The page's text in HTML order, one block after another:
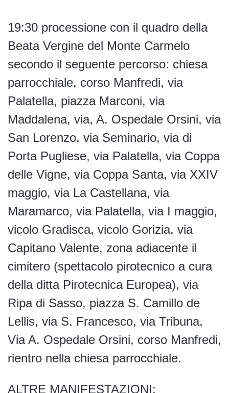
19:30 processione con il quadro della
Beata Vergine del Monte Carmelo
secondo il seguente percorso: chiesa
parrocchiale, corso Manfredi, via
Palatella, piazza Marconi, via
Maddalena, via, A. Ospedale Orsini, via
San Lorenzo, via Seminario, via di
Porta Pugliese, via Palatella, via Coppa
delle Vigne, via Coppa Santa, via XXIV
maggio, via La Castellana, via
Maramarco, via Palatella, via I maggio,
vicolo Gradisca, vicolo Gorizia, via
Capitano Valente, zona adiacente il
cimitero (spettacolo pirotecnico a cura
della ditta Pirotecnica Europea), via
Ripa di Sasso, piazza S. Camillo de
Lellis, via S. Francesco, via Tribuna,
Via A. Ospedale Orsini, corso Manfredi,
rientro nella chiesa parrocchiale.
ALTRE MANIFESTAZIONI: